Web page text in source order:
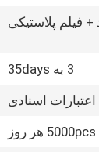
فیلم پلاستیکی
3 به 35days
5000pcs هر روز